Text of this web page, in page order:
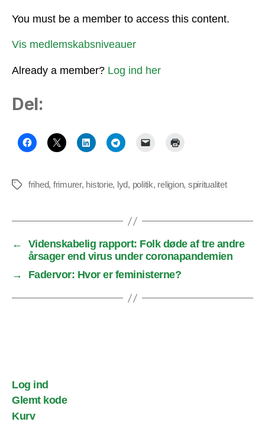
You must be a member to access this content.
Vis medlemskabsniveauer
Already a member? Log ind her
Del:
Tagsfrihed, frimurer, historie, lyd, politik, religion, spiritualitet
←
Videnskabelig rapport: Folk døde af tre andre
årsager end virus under coronapandemien
→
Fadervor: Hvor er feministerne?
Log ind
Glemt kode
Kurv